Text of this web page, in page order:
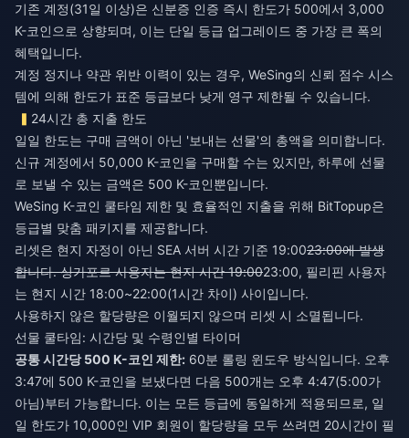
기존 계정(31일 이상)은 신분증 인증 즉시 한도가 500에서 3,000
K-코인으로 상향되며, 이는 단일 등급 업그레이드 중 가장 큰 폭의
혜택입니다.
계정 정지나 약관 위반 이력이 있는 경우, WeSing의 신뢰 점수 시스
템에 의해 한도가 표준 등급보다 낮게 영구 제한될 수 있습니다.
24시간 총 지출 한도
일일 한도는 구매 금액이 아닌 '보내는 선물'의 총액을 의미합니다.
신규 계정에서 50,000 K-코인을 구매할 수는 있지만, 하루에 선물
로 보낼 수 있는 금액은 500 K-코인뿐입니다.
WeSing K-코인 쿨타임 제한 및 효율적인 지출을 위해 BitTopup은
등급별 맞춤 패키지를 제공합니다.
리셋은 현지 자정이 아닌 SEA 서버 시간 기준 19:0023:00에 발생
합니다. 싱가포르 사용자는 현지 시간 19:0023:00, 필리핀 사용자
는 현지 시간 18:00~22:00(1시간 차이) 사이입니다.
사용하지 않은 할당량은 이월되지 않으며 리셋 시 소멸됩니다.
선물 쿨타임: 시간당 및 수령인별 타이머
공통 시간당 500 K-코인 제한: 60분 롤링 윈도우 방식입니다. 오후
3:47에 500 K-코인을 보냈다면 다음 500개는 오후 4:47(5:00가
아님)부터 가능합니다. 이는 모든 등급에 동일하게 적용되므로, 일
일 한도가 10,000인 VIP 회원이 할당량을 모두 쓰려면 20시간이 필